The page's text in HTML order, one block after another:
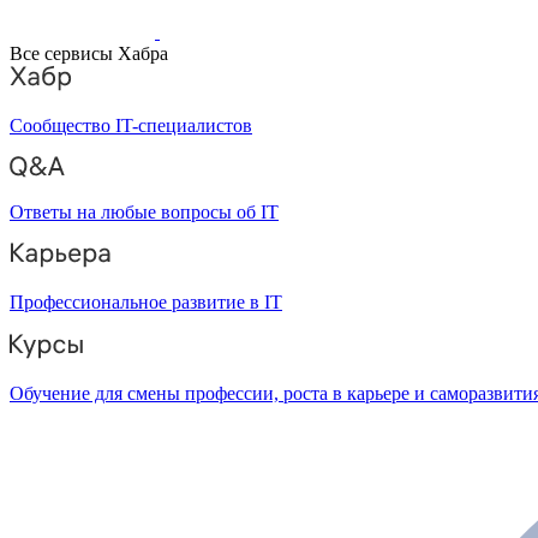
Все сервисы Хабра
Сообщество IT-специалистов
Ответы на любые вопросы об IT
Профессиональное развитие в IT
Обучение для смены профессии, роста в карьере и